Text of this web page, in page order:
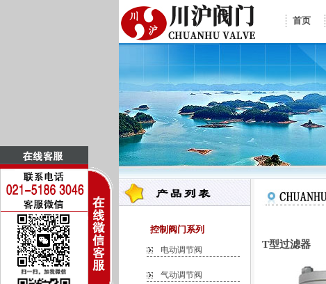
首页
控制阀门系列
电动调节阀
气动调节阀
T型过滤器